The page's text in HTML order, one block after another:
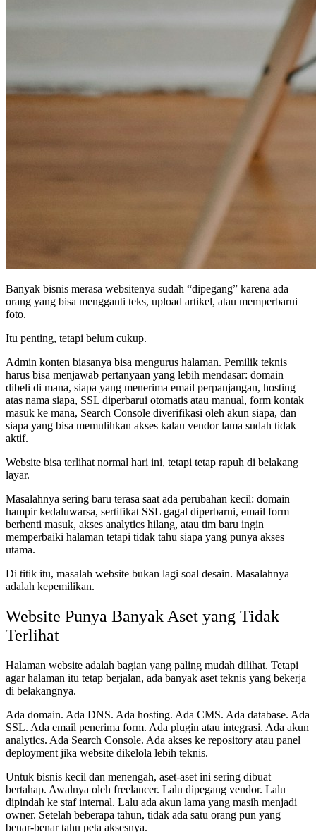
Banyak bisnis merasa websitenya sudah “dipegang” karena ada
orang yang bisa mengganti teks, upload artikel, atau memperbarui
foto.
Itu penting, tetapi belum cukup.
Admin konten biasanya bisa mengurus halaman. Pemilik teknis
harus bisa menjawab pertanyaan yang lebih mendasar: domain
dibeli di mana, siapa yang menerima email perpanjangan, hosting
atas nama siapa, SSL diperbarui otomatis atau manual, form kontak
masuk ke mana, Search Console diverifikasi oleh akun siapa, dan
siapa yang bisa memulihkan akses kalau vendor lama sudah tidak
aktif.
Website bisa terlihat normal hari ini, tetapi tetap rapuh di belakang
layar.
Masalahnya sering baru terasa saat ada perubahan kecil: domain
hampir kedaluwarsa, sertifikat SSL gagal diperbarui, email form
berhenti masuk, akses analytics hilang, atau tim baru ingin
memperbaiki halaman tetapi tidak tahu siapa yang punya akses
utama.
Di titik itu, masalah website bukan lagi soal desain. Masalahnya
adalah kepemilikan.
Website Punya Banyak Aset yang Tidak
Terlihat
Halaman website adalah bagian yang paling mudah dilihat. Tetapi
agar halaman itu tetap berjalan, ada banyak aset teknis yang bekerja
di belakangnya.
Ada domain. Ada DNS. Ada hosting. Ada CMS. Ada database. Ada
SSL. Ada email penerima form. Ada plugin atau integrasi. Ada akun
analytics. Ada Search Console. Ada akses ke repository atau panel
deployment jika website dikelola lebih teknis.
Untuk bisnis kecil dan menengah, aset-aset ini sering dibuat
bertahap. Awalnya oleh freelancer. Lalu dipegang vendor. Lalu
dipindah ke staf internal. Lalu ada akun lama yang masih menjadi
owner. Setelah beberapa tahun, tidak ada satu orang pun yang
benar-benar tahu peta aksesnya.